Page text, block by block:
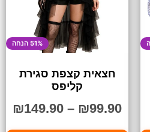
51% הנחה
חצאית קצפת סגירת
קליפס
₪99.90
–
₪149.90